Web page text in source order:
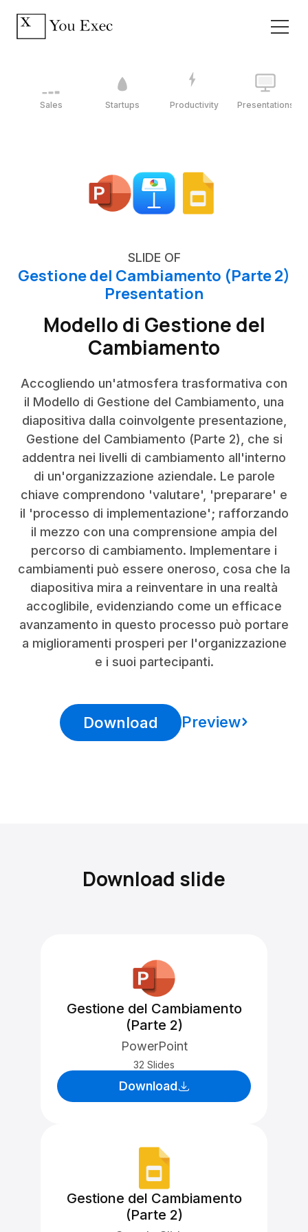
Sales Startups Productivity Presentations
SLIDE OF
Gestione del Cambiamento (Parte 2)
Presentation
Modello di Gestione del
Cambiamento
Accogliendo un'atmosfera trasformativa con
il Modello di Gestione del Cambiamento, una
diapositiva dalla coinvolgente presentazione,
Gestione del Cambiamento (Parte 2), che si
addentra nei livelli di cambiamento all'interno
di un'organizzazione aziendale. Le parole
chiave comprendono 'valutare', 'preparare' e
il 'processo di implementazione'; rafforzando
il mezzo con una comprensione ampia del
percorso di cambiamento. Implementare i
cambiamenti può essere oneroso, cosa che la
diapositiva mira a reinventare in una realtà
accoglibile, evidenziando come un efficace
avanzamento in questo processo può portare
a miglioramenti prosperi per l'organizzazione
e i suoi partecipanti.
Download Preview
Download slide
Gestione del Cambiamento
(Parte 2)
PowerPoint
32 Slides
Download
Gestione del Cambiamento
(Parte 2)